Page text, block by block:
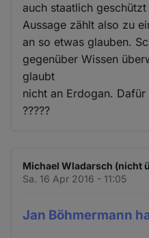
auch staatlich
Aussage zählt also zu
an so etwas glauben.
gegenüber Wissen
glaubt
nicht an Erdogan.
?????
Michael Wladarsch (nicht
Sa. 16 Apr 2016 - 11:05
Jan Böhmermann